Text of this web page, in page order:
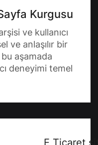
Kurgusu
ve kullanıcı
ve anlaşılır bir
aşamada
deneyimi temel